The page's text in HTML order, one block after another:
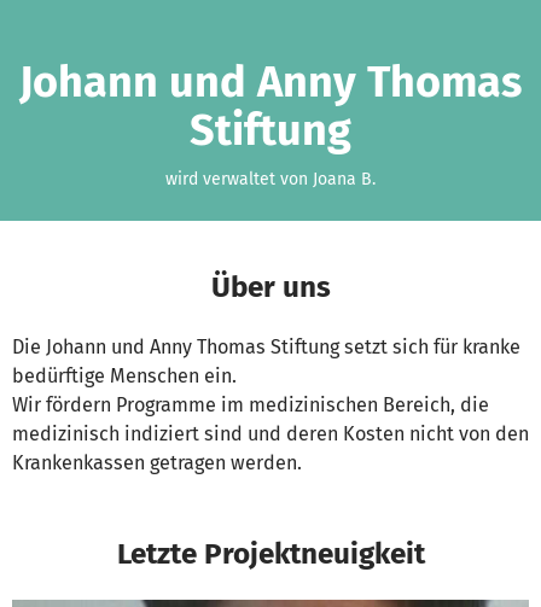
Johann und Anny Thomas
Stiftung
wird verwaltet von Joana B.
Über uns
Die Johann und Anny Thomas Stiftung setzt sich für kranke
bedürftige Menschen ein.
Wir fördern Programme im medizinischen Bereich, die
medizinisch indiziert sind und deren Kosten nicht von den
Krankenkassen getragen werden.
Letzte Projektneuigkeit